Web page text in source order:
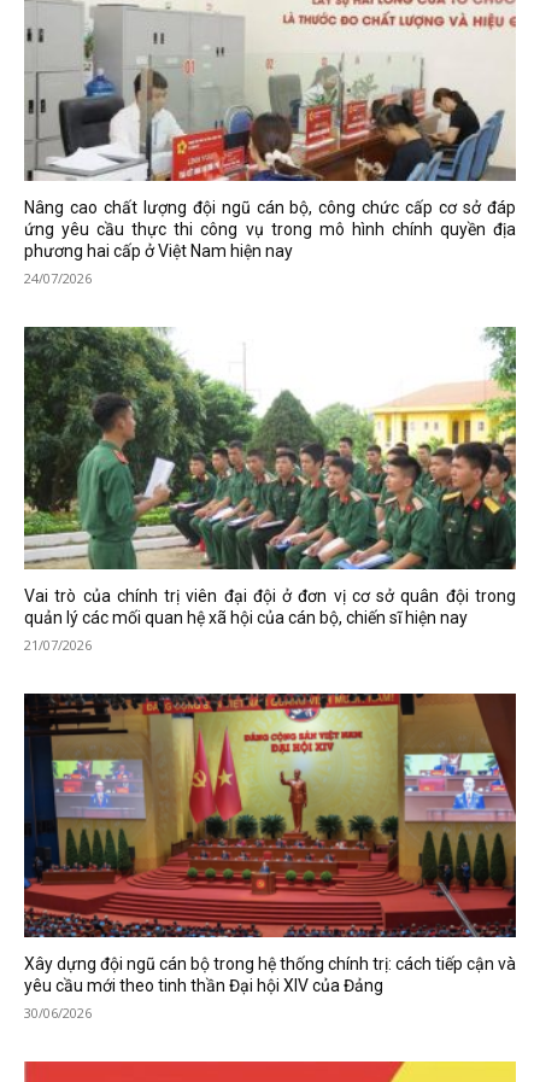
Nâng cao chất lượng đội ngũ cán bộ, công chức cấp cơ sở đáp
ứng yêu cầu thực thi công vụ trong mô hình chính quyền địa
phương hai cấp ở Việt Nam hiện nay
24/07/2026
Vai trò của chính trị viên đại đội ở đơn vị cơ sở quân đội trong
quản lý các mối quan hệ xã hội của cán bộ, chiến sĩ hiện nay
21/07/2026
Xây dựng đội ngũ cán bộ trong hệ thống chính trị: cách tiếp cận và
yêu cầu mới theo tinh thần Đại hội XIV của Đảng
30/06/2026